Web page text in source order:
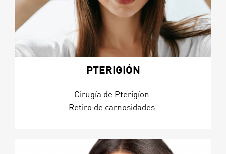
PTERIGIÓN
Cirugía de Pterigíon.
Retiro de carnosidades.